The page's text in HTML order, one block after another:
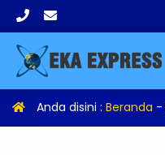
Anda disini : Beranda -